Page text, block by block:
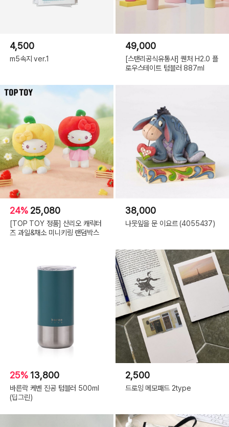
- 핑 크 -
4,500
m5속지 ver.1
49,000
[스탠리공식유통사] 퀜처 H2.0 플
로우스테이트 텀블러 887ml
24% 25,080
[TOP TOY 정품] 산리오 캐릭터
즈 과일&채소 미니키링 랜덤박스
38,000
나뭇잎을 문 이요르 (4055437)
25% 13,800
바른락 케벤 진공 텀블러 500ml
(딥그린)
2,500
드로잉 메모패드 2type